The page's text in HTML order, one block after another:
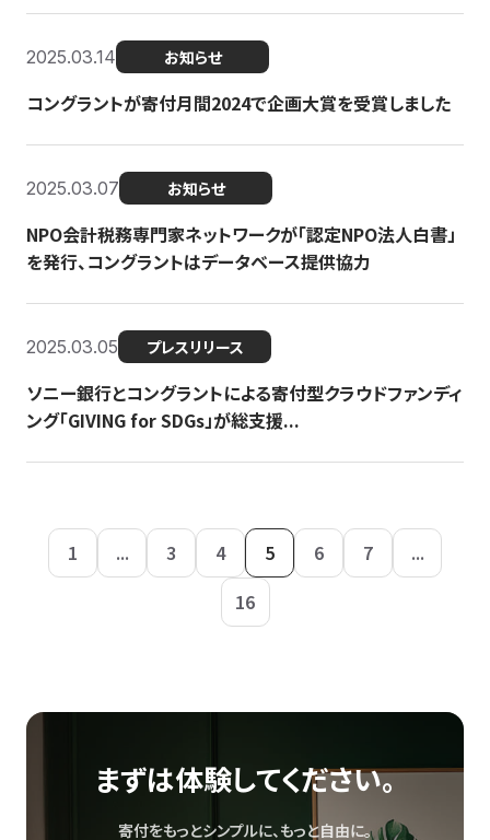
2025.03.14 お知らせ
コングラントが寄付月間2024で企画大賞を受賞しました
2025.03.07 お知らせ
NPO会計税務専門家ネットワークが「認定NPO法人白書」
を発行、コングラントはデータベース提供協力
2025.03.05 プレスリリース
ソニー銀行とコングラントによる寄付型クラウドファンディ
ング「GIVING for SDGs」が総支援...
1 ... 3 4 5 6 7
...
16
まずは体験してください。
寄付をもっとシンプルに、もっと自由に。